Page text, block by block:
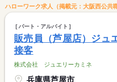
ハローワーク求人（掲載元：大阪西公共
パート・アルバイト
販売員（芦屋店）ジュ
接客
株式会社 ジュエリーカミネ
兵庫県芦屋市